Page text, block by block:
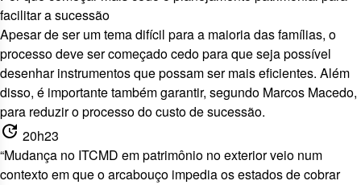
facilitar a sucessão
Apesar de ser um tema difícil para a maioria das famílias, o
processo deve ser começado cedo para que seja possível
desenhar instrumentos que possam ser mais eficientes. Além
disso, é importante também garantir, segundo Marcos Macedo,
para reduzir o processo do custo de sucessão.
update 20h23
“Mudança no ITCMD em patrimônio no exterior veio num
contexto em que o arcabouço impedia os estados de cobrar